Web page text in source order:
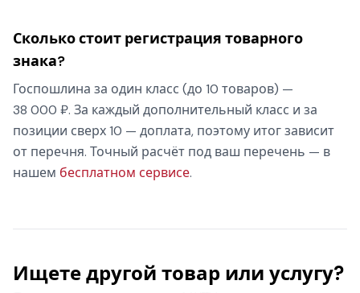
Сколько стоит регистрация товарного
знака?
Госпошлина за один класс (до 10 товаров) —
38 000 ₽. За каждый дополнительный класс и за
позиции сверх 10 — доплата, поэтому итог зависит
от перечня. Точный расчёт под ваш перечень — в
нашем бесплатном сервисе.
Ищете другой товар или услугу?